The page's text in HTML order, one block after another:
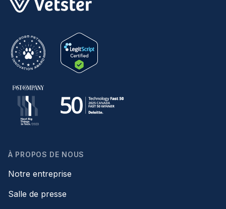
À PROPOS DE NOUS
Notre entreprise
Salle de presse